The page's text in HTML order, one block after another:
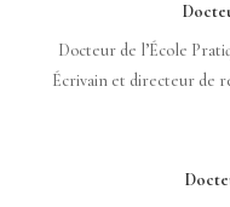
Docteur de l’École
Écrivain et directeur de